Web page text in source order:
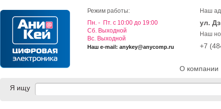
О компании
Режим работы:
Пн. - Пт. с 10:00 до 19:00
Cб. Выходной
Вс. Выходной
Наш e-mail: anykey@anycomp.ru
Наш
ул.
Наш
+7
Я ищу